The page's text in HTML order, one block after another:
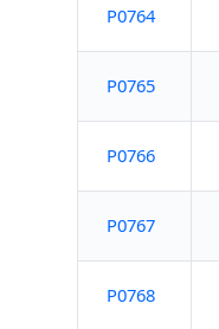
P0764
P0765
P0766
P0767
P0768